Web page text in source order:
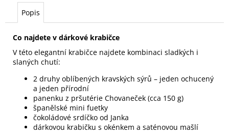
Popis
Co najdete v dárkové krabičce
V této elegantní krabičce najdete kombinaci sladkých i
slaných chutí:
2 druhy oblíbených kravských sýrů – jeden ochucený
a jeden přírodní
panenku z pršutérie Chovaneček (cca 150 g)
španělské mini fuetky
čokoládové srdíčko od Janka
dárkovou krabičku s okénkem a saténovou mašlí